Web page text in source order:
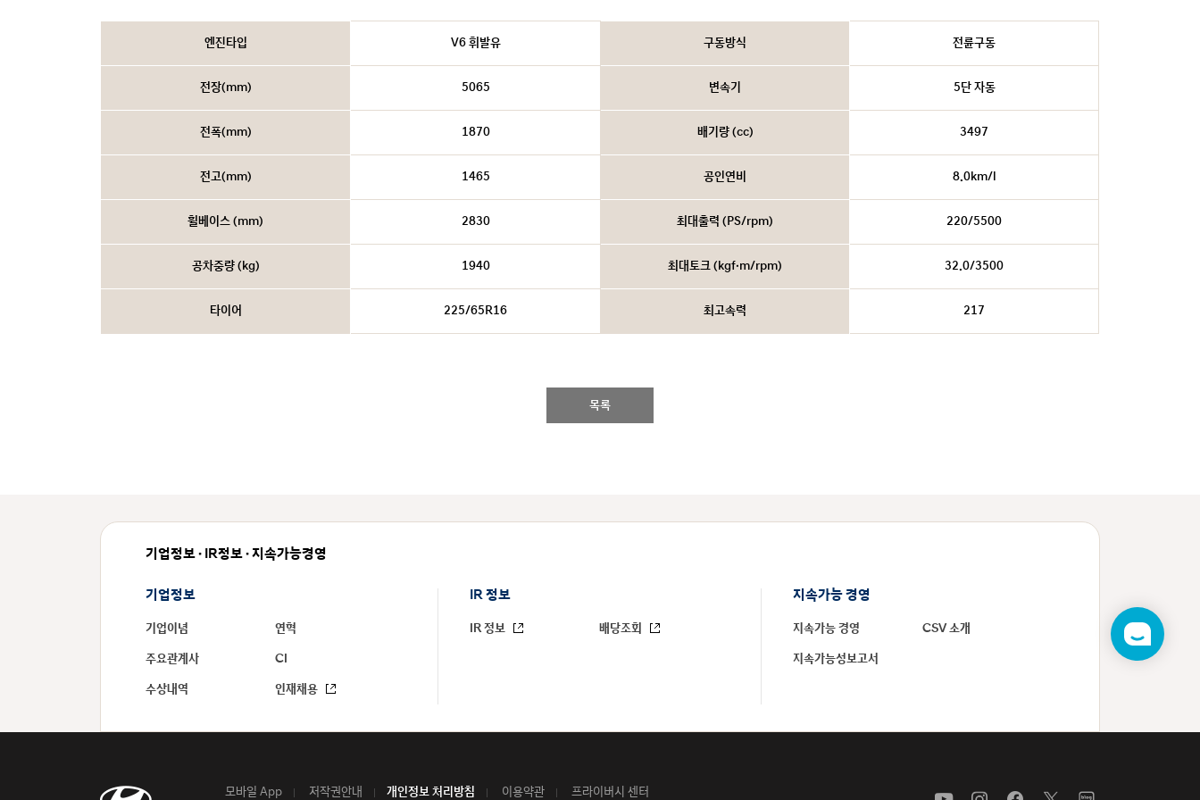
엔진타입 V6 휘발유 구동방식 전륜구동
전장(mm) 5065 변속기 5단 자동
전폭(mm) 1870 배기량 (cc) 3497
전고(mm) 1465 공인연비 8.0km/l
휠베이스 (mm) 2830 최대출력 (PS/rpm) 220/5500
공차중량 (kg) 1940 최대토크 (kgf·m/rpm) 32.0/3500
타이어 225/65R16 최고속력 217
목록
챗
봇
기업정보 · IR정보 · 지속가능경영
기업정보
기업이념 연혁
주요관계사 CI
수상내역 인재채용
IR 정보
IR 정보 배당조회
지속가능 경영
지속가능 경영 CSV 소개
지속가능성보고서
모바일 App 저작권안내 개인정보 처리방침 이용약관 프라이버시 센터